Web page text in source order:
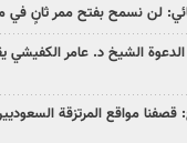
لن نسمح بفتح ممر ثانٍ في
الشيخ د. عامر الكفيشي
مواقع المرتزقة